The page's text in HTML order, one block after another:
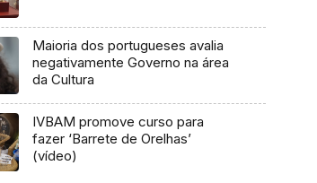
Maioria dos portugueses avalia
negativamente Governo na área
da Cultura
IVBAM promove curso para
fazer ‘Barrete de Orelhas’
(vídeo)